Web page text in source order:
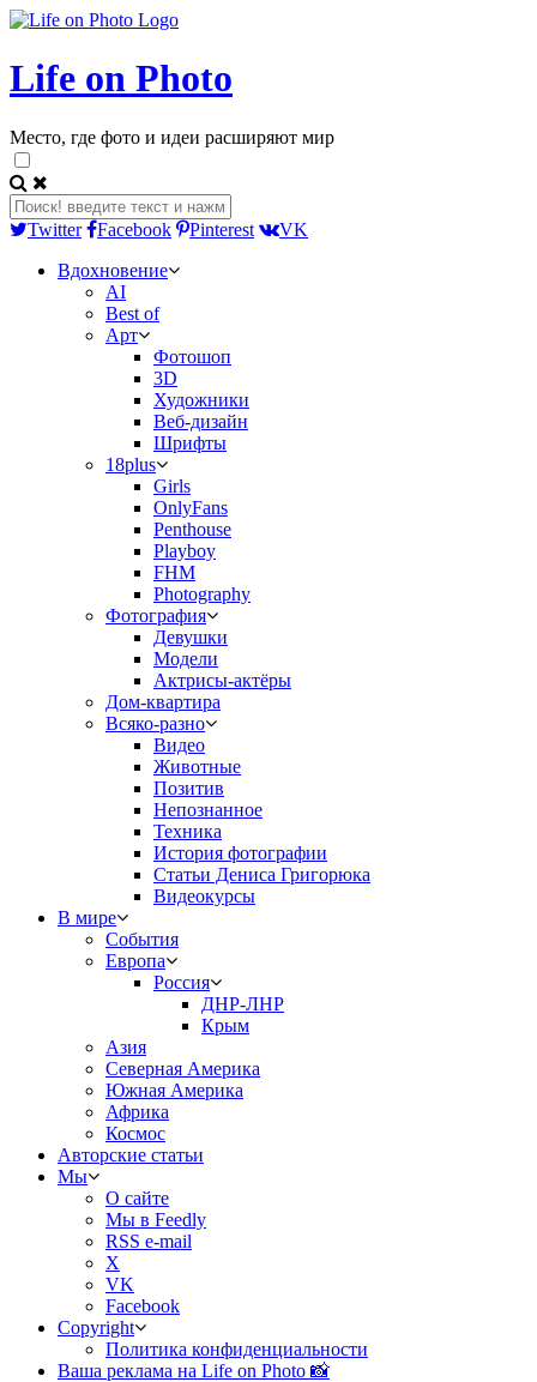
Life on Photo
Место, где фото и идеи расширяют мир
Twitter Facebook Pinterest
VK
Вдохновение
AI
Best of
Арт
Фотошоп
3D
Художники
Веб-дизайн
Шрифты
18plus
Girls
OnlyFans
Penthouse
Playboy
FHM
Photography
Фотография
Девушки
Модели
Актрисы-актёры
Дом-квартира
Всяко-разно
Видео
Животные
Позитив
Непознанное
Техника
История фотографии
Статьи Дениса Григорюка
Видеокурсы
В мире
События
Европа
Россия
ДНР-ЛНР
Крым
Азия
Северная Америка
Южная Америка
Африка
Космос
Авторские статьи
Мы
О сайте
Мы в Feedly
RSS e-mail
X
VK
Facebook
Copyright
Политика конфиденциальности
Ваша реклама на Life on Photo 📸